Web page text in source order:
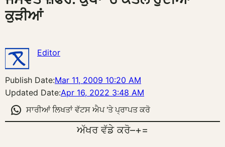
ਕੁੜੀਆਂ
Editor
Publish Date:Mar 11, 2009 10:20 AM
Updated Date:Apr 16, 2022 3:48 AM
ਸਾਰੀਆਂ ਲਿਖਤਾਂ ਵੱਟਸ ਐਪ 'ਤੇ ਪ੍ਰਾਪਤ ਕਰੋ
ਅੱਖਰ ਵੱਡੇ ਕਰੋ–+=